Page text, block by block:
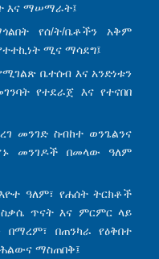
እና ማሠማራት፤
የሰ/ት/ቤቶችን አቅም
ሚና ማሳደግ፤
ቤተሰብ እና አንድነቱን
የተደራጀ እና የተናበበ
መንገድ ስብከተ ወንጌልንና
መንገዶች በመላው ዓለም
ዓለም፣ የሐሰት ትርክቶች
ጥናት እና ምርምር ላይ
በጠንካራ የዕቅበተ
ማስጠበቅ፤